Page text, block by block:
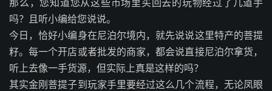
那么，您知道您从这些市场里买回去的玩物经过了几道手
吗？且听小编给您说说。
今日，恰好小编身在尼泊尔境内，就先说说这里特产的菩提
籽。每一个开店或者批发的商家，都会说直接尼泊尔拿货，
听上去像一手货源，但实际上真是这样的吗？
其实金刚菩提子到玩家手里要经过这么几个流程，无论凤眼